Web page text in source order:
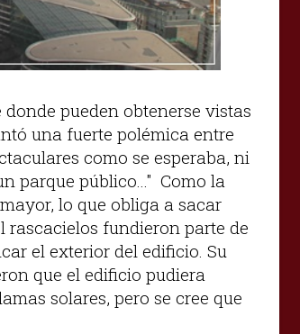
pueden obtenerse vistas
una fuerte polémica entre
como se esperaba, ni
parque público..." Como la
lo que obliga a sacar
rascacielos fundieron parte de
el exterior del edificio. Su
que el edificio pudiera
solares, pero se cree que